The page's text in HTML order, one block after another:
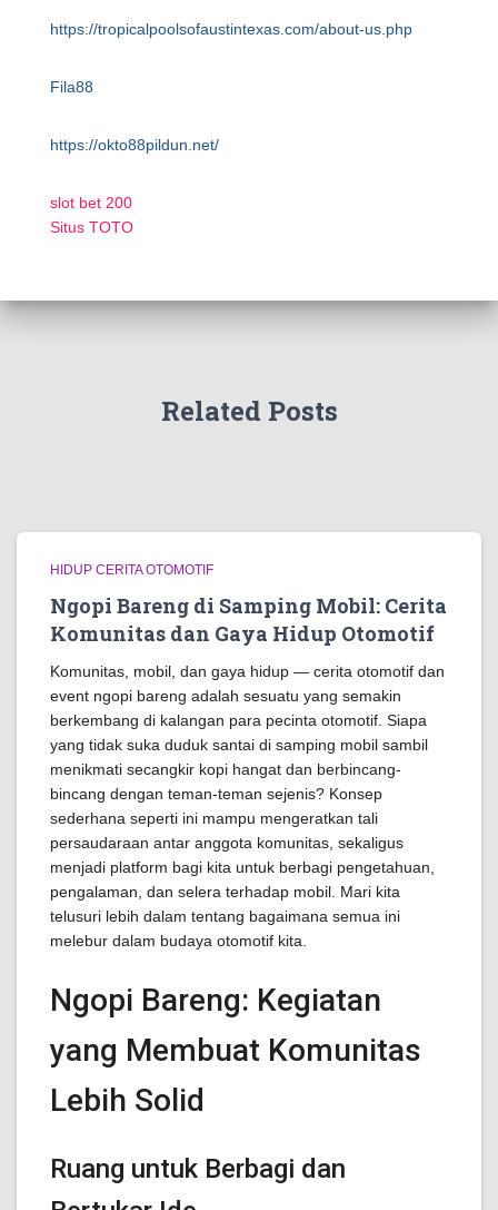
https://tropicalpoolsofaustintexas.com/about-us.php
Fila88
https://okto88pildun.net/
slot bet 200
Situs TOTO
Related Posts
HIDUP CERITA OTOMOTIF
Ngopi Bareng di Samping Mobil: Cerita
Komunitas dan Gaya Hidup Otomotif
Komunitas, mobil, dan gaya hidup — cerita otomotif dan
event ngopi bareng adalah sesuatu yang semakin
berkembang di kalangan para pecinta otomotif. Siapa
yang tidak suka duduk santai di samping mobil sambil
menikmati secangkir kopi hangat dan berbincang-
bincang dengan teman-teman sejenis? Konsep
sederhana seperti ini mampu mengeratkan tali
persaudaraan antar anggota komunitas, sekaligus
menjadi platform bagi kita untuk berbagi pengetahuan,
pengalaman, dan selera terhadap mobil. Mari kita
telusuri lebih dalam tentang bagaimana semua ini
melebur dalam budaya otomotif kita.
Ngopi Bareng: Kegiatan
yang Membuat Komunitas
Lebih Solid
Ruang untuk Berbagi dan